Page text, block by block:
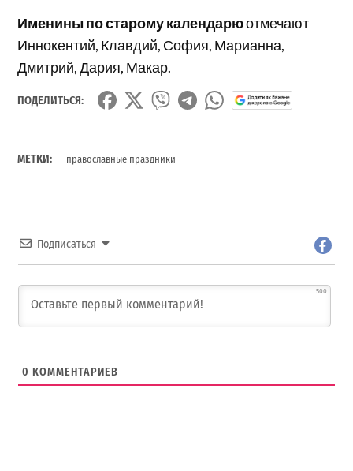
Именины по старому календарюотмечают
Иннокентий, Клавдий, София, Марианна,
Дмитрий, Дария, Макар.
ПОДЕЛИТЬСЯ:
МЕТКИ: православные праздники
Подписаться
500
0 КОММЕНТАРИЕВ